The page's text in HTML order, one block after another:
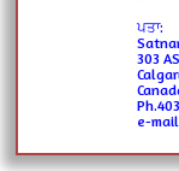
ਪਤਾ:
303
e-